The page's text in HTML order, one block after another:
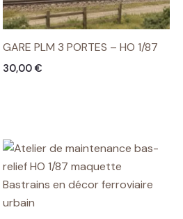
GARE PLM 3 PORTES – HO 1/87
30,00 €